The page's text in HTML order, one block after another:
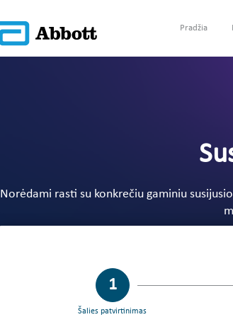
Pradžia
Norėdami rasti su konkrečiu gaminiu
step 1 of 3:Šalies
Šalies patvirtinimas